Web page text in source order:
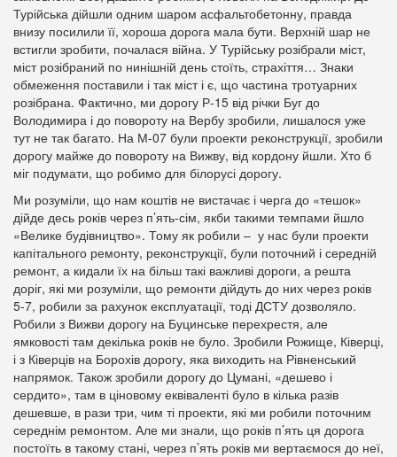
Турійська дійшли одним шаром асфальтобетонну, правда
внизу посилили її, хороша дорога мала бути. Верхній шар не
встигли зробити, почалася війна. У Турійську розібрали міст,
міст розібраний по нинішній день стоїть, страхіття… Знаки
обмеження поставили і так міст і є, що частина тротуарних
розібрана. Фактично, ми дорогу Р-15 від річки Буг до
Володимира і до повороту на Вербу зробили, лишалося уже
тут не так багато. На М-07 були проекти реконструкції, зробили
дорогу майже до повороту на Вижву, від кордону йшли. Хто б
міг подумати, що робимо для білорусі дорогу.
Ми розуміли, що нам коштів не вистачає і черга до «тешок»
дійде десь років через п’ять-сім, якби такими темпами йшло
«Велике будівництво». Тому як робили – у нас були проекти
капітального ремонту, реконструкції, були поточний і середній
ремонт, а кидали їх на більш такі важливі дороги, а решта
доріг, які ми розуміли, що ремонти дійдуть до них через років
5-7, робили за рахунок експлуатації, тоді ДСТУ дозволяло.
Робили з Вижви дорогу на Буцинське перехрестя, але
ямковості там декілька років не було. Зробили Рожище, Ківерці,
і з Ківерців на Борохів дорогу, яка виходить на Рівненський
напрямок. Також зробили дорогу до Цумані, «дешево і
сердито», там в ціновому еквіваленті було в кілька разів
дешевше, в рази три, чим ті проекти, які ми робили поточним
середнім ремонтом. Але ми знали, що років п’ять ця дорога
постоїть в такому стані, через п’ять років ми вертаємося до неї,